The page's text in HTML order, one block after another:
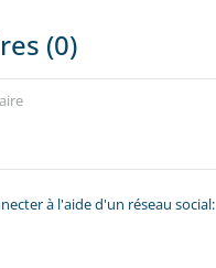
(0)
à l'aide d'un réseau social: